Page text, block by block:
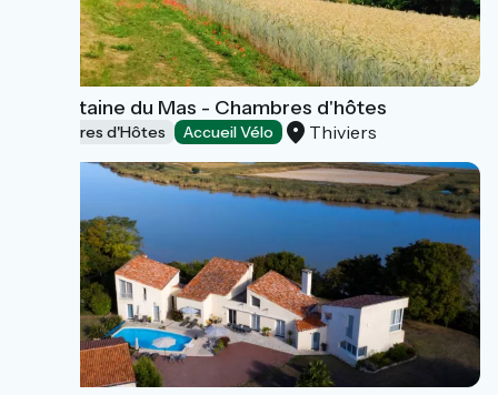
La Fontaine du Mas - Chambres d'hôtes
Chambres d'Hôtes Accueil Vélo Thiviers